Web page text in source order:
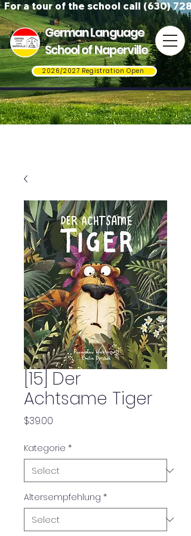
For a tour of the school call (630)
German Language
School of Naperville
2026/2027 Registration Open
[15] Der
Achtsame Tiger
$39.00
Kategorie *
Altersempfehlung *